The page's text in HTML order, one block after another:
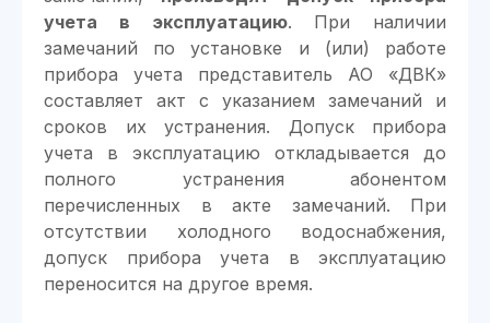
учета в эксплуатацию. При наличии
замечаний по установке и (или) работе
прибора учета представитель АО «ДВК»
составляет акт с указанием замечаний и
сроков их устранения. Допуск прибора
учета в эксплуатацию откладывается до
полного устранения абонентом
перечисленных в акте замечаний. При
отсутствии холодного водоснабжения,
допуск прибора учета в эксплуатацию
переносится на другое время.